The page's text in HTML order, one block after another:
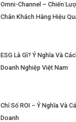
Omni-Channel – Chiến
Chân Khách Hàng Hiệu
ESG Là Gì? Ý Nghĩa Và
Doanh Nghiệp Việt Nam
Chỉ Số ROI – Ý Nghĩa Và
Doanh